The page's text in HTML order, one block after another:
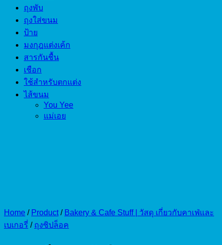
ถุงพับ
ถุงใส่ขนม
ป้าย
มงกุฎแต่งเค้ก
สารกันชื้น
เชือก
ใช้สำหรับตกแต่ง
ไส้ขนม
You Yee
แม่เอย
Home / Product / Bakery & Cafe Stuff | วัสดุ เกี่ยวกับคาเฟ่และ
เบเกอรี่ / ถุงซิปล็อค